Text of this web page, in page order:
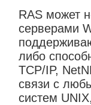
RAS может
серверами
либо
TCP/IP,
связи с
систем